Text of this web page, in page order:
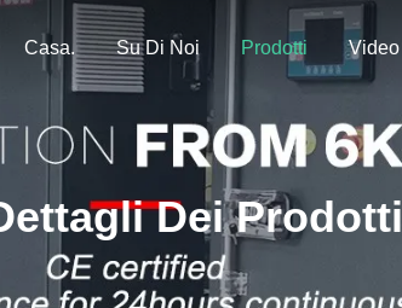
Casa. Su Di Noi Prodotti Video
Dei Prodotti